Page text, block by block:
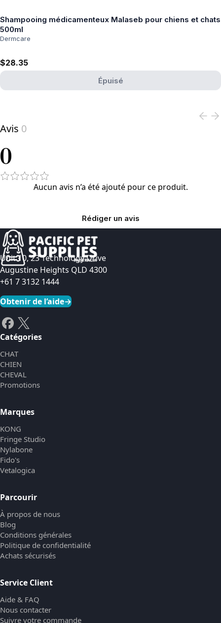
Shampooing médicamenteux Malaseb pour chiens et chats
500ml
Dermcare
$28.35
Épuisé
Avis 0
0
Aucun avis n’a été ajouté pour ce produit.
Rédiger un avis
Unit 10, 23 Technology Drive
Augustine Heights QLD 4300
+61 7 3132 1444
Obtenir de l’aide→
Catégories
CHAT
CHIEN
CHEVAL
Promotions
Marques
KONG
Fringe Studio
Nylabone
Fido's
Vetalogica
Parcourir
À propos de nous
Blog
Conditions générales
Politique de confidentialité
Achats sécurisés
Service Client
Aide & FAQ
Nous contacter
Suivre votre commande